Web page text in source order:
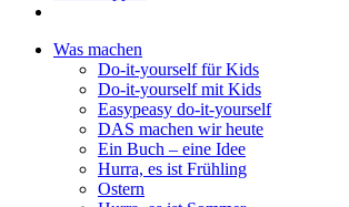
Was machen
Do-it-yourself für Kids
Do-it-yourself mit Kids
Easypeasy do-it-yourself
DAS machen wir heute
Ein Buch – eine Idee
Hurra, es ist Frühling
Ostern